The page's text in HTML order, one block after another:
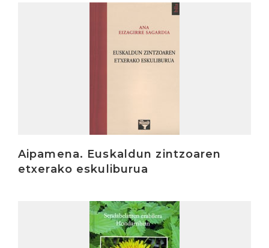
Aipamena. Euskaldun zintzoaren
etxerako eskuliburua